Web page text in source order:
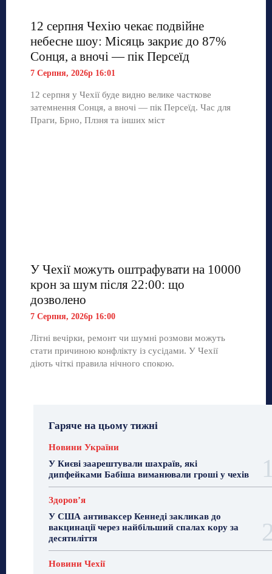
12 серпня Чехію чекає подвійне
небесне шоу: Місяць закриє до 87%
Сонця, а вночі — пік Персеїд
7 Серпня, 2026р 16:01
12 серпня у Чехії буде видно велике часткове
затемнення Сонця, а вночі — пік Персеїд. Час для
Праги, Брно, Плзня та інших міст
У Чехії можуть оштрафувати на 10000
крон за шум після 22:00: що
дозволено
7 Серпня, 2026р 16:00
Літні вечірки, ремонт чи шумні розмови можуть
стати причиною конфлікту із сусідами. У Чехії
діють чіткі правила нічного спокою.
Гаряче на цьому тижні
Новини України
У Києві заарештували шахраїв, які
дипфейками Бабіша виманювали гроші у чехів
Здоровʼя
У США антиваксер Кеннеді закликав до
вакцинації через найбільший спалах кору за
десятиліття
Новини Чехії